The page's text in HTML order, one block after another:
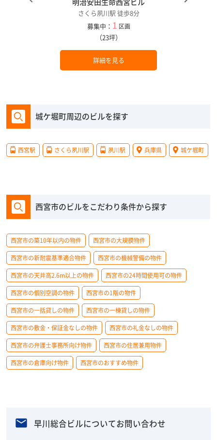
さくら夙川駅 徒歩8分
募集中： 1 区画
（23坪）
詳細を見る
城ケ堀町周辺のビルを探す
西宮駅 さくら夙川駅 夙川駅 兵庫県 城ケ堀町
西宮市のビルをこだわり条件から探す
西宮市の築10年以内の物件 西宮市の大規模物件
西宮市の新耐震基準適合物件 西宮市の機械警備の物件
西宮市の天井高2.6m以上の物件 西宮市の24時間使用可の物件
西宮市の個別空調の物件 西宮市の1階の物件
西宮市の一括貸しの物件 西宮市の一棟貸しの物件
西宮市の敷金・保証金なしの物件 西宮市の礼金なしの物件
西宮市の弁護士事務所向け物件 西宮市の住居兼用物件
西宮市の倉庫向け物件 西宮市のおすすめ物件
早川総合ビルについてお問い合わせ